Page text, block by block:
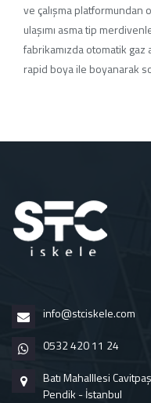
ve çalışma platformundan
ulaşımı asma tip
fabrikamızda otomatik
rapid boya ile boyanarak
info@stciskele.com
0532 420 11 24
Batı Mahalllesi
Pendik - İstanbul